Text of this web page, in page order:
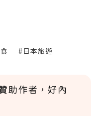
#日本旅遊
助作者，好內